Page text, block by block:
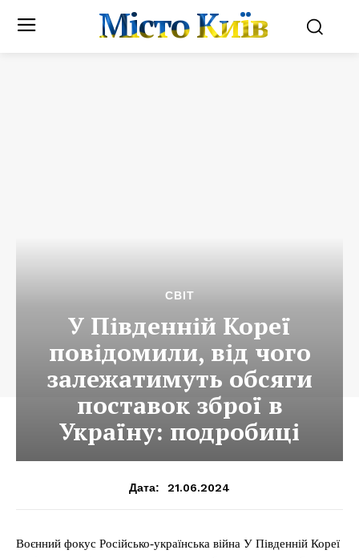
Місто Київ
СВІТ
У Південній Кореї
повідомили, від чого
залежатимуть обсяги
поставок зброї в
Україну: подробиці
Дата: 21.06.2024
Воєнний фокус Російсько-українська війна У Південній Кореї